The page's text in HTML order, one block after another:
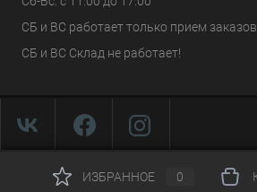
СБ и ВС работает только прием заказов
СБ и ВС Склад не работает!
ИЗБРАННОЕ 0